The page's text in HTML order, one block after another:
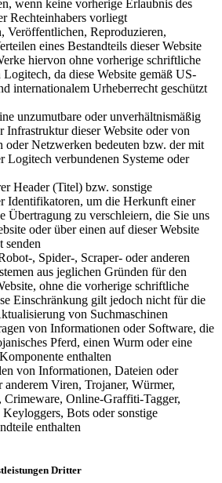
wenn keine vorherige Erlaubnis des
Rechteinhabers vorliegt
Veröffentlichen, Reproduzieren,
eines Bestandteils dieser Website
hiervon ohne vorherige schriftliche
da diese Website gemäß US-
internationalem Urheberrecht geschützt
unzumutbare oder unverhältnismäßig
Infrastruktur dieser Website oder von
oder Netzwerken bedeuten bzw. der mit
Logitech verbundenen Systeme oder
Header (Titel) bzw. sonstige
Identifikatoren, um die Herkunft einer
Übertragung zu verschleiern, die Sie uns
oder über einen auf dieser Website
senden
, Spider-, Scraper- oder anderen
aus jeglichen Gründen für den
ohne die vorherige schriftliche
Einschränkung gilt jedoch nicht für die
von Suchmaschinen
von Informationen oder Software, die
Pferd, einen Wurm oder eine
enthalten
von Informationen, Dateien oder
anderem Viren, Trojaner, Würmer,
Crimeware, Online-Graffiti-Tagger,
Bots oder sonstige
enthalten
Dritter